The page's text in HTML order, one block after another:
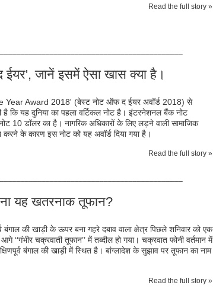
Read the full story »
जानें इसमें ऐसा खास क्‍या है।
Year Award 2018' (बेस्ट नोट ऑफ द ईयर अवॉर्ड 2018) से
कि यह दुनिया का पहला वर्टिकल नोट है। इंटरनेशनल बैंक नोट
नोट 10 डॉलर का है। नागरिक अधिकारों के लिए लड़ने वाली सामाजिक
करने के कारण इस नोट को यह अवॉर्ड दिया गया है।
Read the full story »
यह खतरनाक तूफान?
बंगाल की खाड़ी के ऊपर बना गहरे दबाव वाला क्षेत्र पिछले शनिवार को एक
‘‘गंभीर चक्रवाती तूफान’’ में तब्दील हो गया। चक्रवात फोनी वर्तमान में
बंगाल की खाड़ी में स्थित है। बांग्लादेश के सुझाव पर तूफान का नाम
Read the full story »